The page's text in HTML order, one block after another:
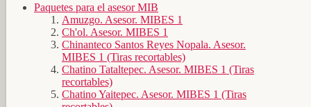
Paquetes para el asesor MIB
Amuzgo. Asesor. MIBES 1
Ch'ol. Asesor. MIBES 1
Chinanteco Santos Reyes Nopala. Asesor.
MIBES 1 (Tiras recortables)
Chatino Tataltepec. Asesor. MIBES 1 (Tiras
recortables)
Chatino Yaitepec. Asesor. MIBES 1 (Tiras